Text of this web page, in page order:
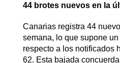
44 brotes nuevos en la
Canarias registra 44
semana, lo que supone
respecto a los notificados
62. Esta bajada